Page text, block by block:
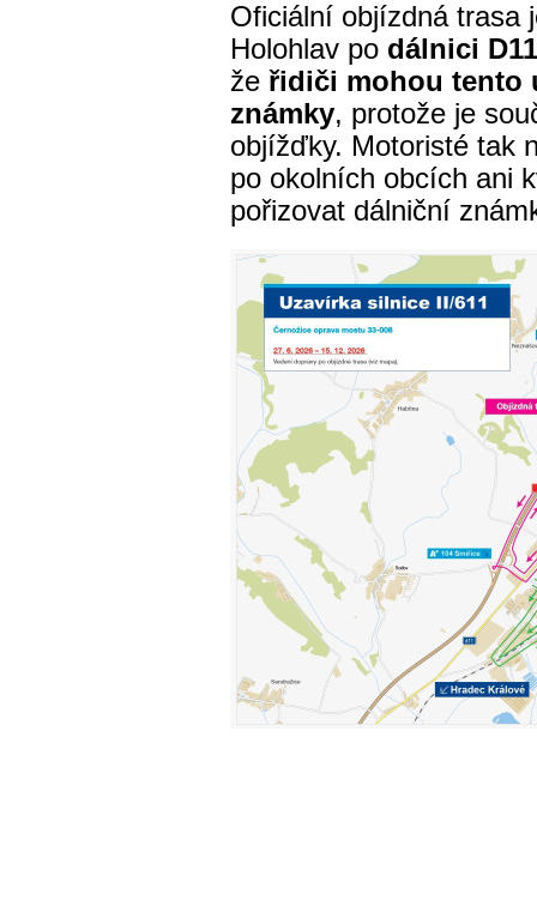
Oficiální objízdná trasa
Holohlav po dálnici D11
že řidiči mohou tento
známky, protože je
objížďky. Motoristé tak
po okolních obcích ani
pořizovat dálniční